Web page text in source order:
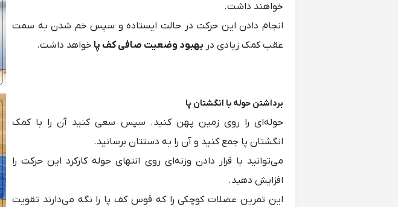
خواهند داشت.
انجام دادن این حرکت در حالت ایستاده و سپس خم شدن به سمت
عقب کمک زیادی در بهبود وضعیت صافی کف پا خواهد داشت.
برداشتن حوله با انگشتان پا
حوله‌ای را روی زمین پهن کنید. سپس سعی کنید آن را با کمک
انگشتان پا جمع کنید و آن را به دستتان برسانید.
می‌توانید با قرار دادن وزنه‌ای روی انتهای حوله کارکرد این حرکت را
افزایش دهید.
این تمرین عضلات کوچکی را که قوس کف پا را نگه می‌دارند تقویت